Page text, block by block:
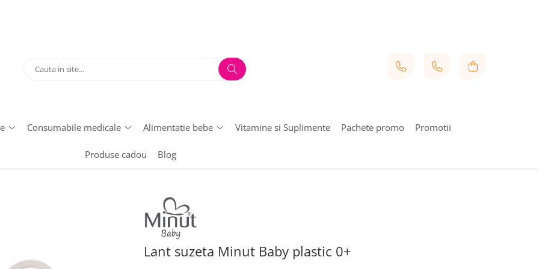
Consumabile medicale Alimentatie bebe Vitamine si Suplimente Pachete promo Promotii
Produse cadou Blog
Lant suzeta Minut Baby plastic 0+